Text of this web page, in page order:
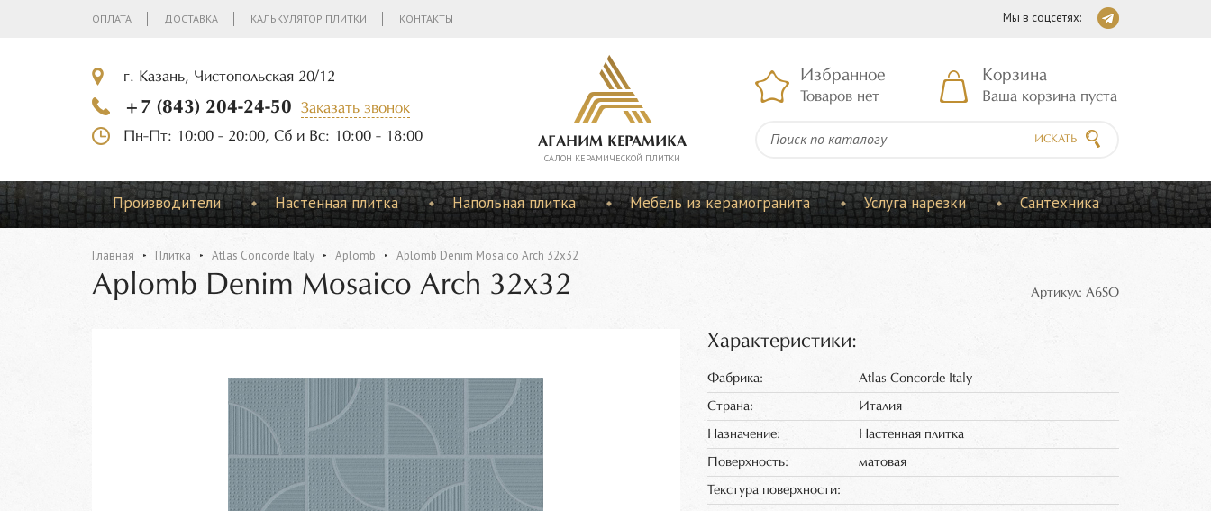
ОПЛАТА ДОСТАВКА КАЛЬКУЛЯТОР ПЛИТКИ КОНТАКТЫ Мы в соцсетях:
г. Казань, Чистопольская 20/12
+7 (843) 204-24-50
Заказать звонок
Пн-Пт: 10:00 - 20:00, Сб и Вс: 10:00 - 18:00
АГАНИМ КЕРАМИКА
CАЛОН КЕРАМИЧЕСКОЙ ПЛИТКИ
Избранное
Товаров нет
Корзина
Ваша корзина пуста
ИСКАТЬ
Производители Настенная плитка Напольная плитка Мебель из керамогранита Услуга нарезки Сантехника
Главная Плитка Atlas Concorde Italy Aplomb Aplomb Denim Mosaico Arch 32x32
Aplomb Denim Mosaico Arch 32x32 Артикул: A6SO
Характеристики:
Фабрика: Atlas Concorde Italy
Страна: Италия
Назначение: Настенная плитка
Поверхность: матовая
Текстура поверхности: